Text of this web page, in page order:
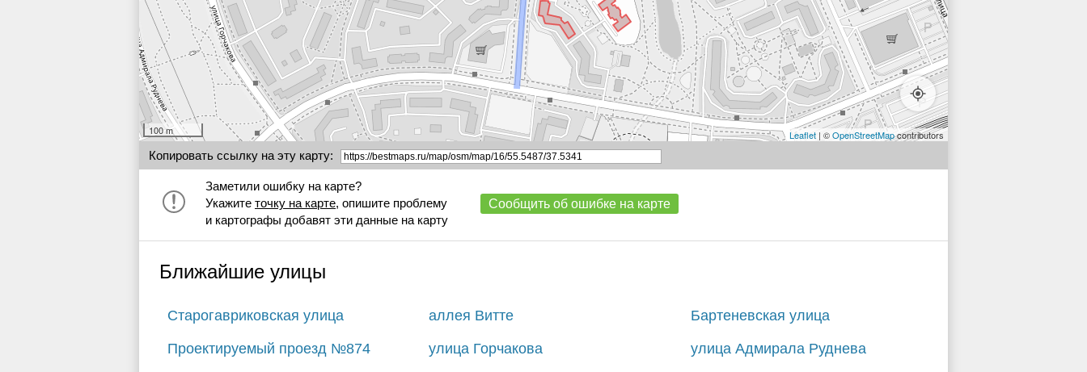
100 m Leaflet | ©OpenStreetMapcontributors
Копировать ссылку на эту карту:
Заметили ошибку на карте?
Укажите точку на карте, опишите проблему
и картографы добавят эти данные на карту
Сообщить об ошибке на карте
Ближайшие улицы
Старогавриковская улица аллея Витте Бартеневская улица
Проектируемый проезд №874 улица Горчакова улица Адмирала Руднева